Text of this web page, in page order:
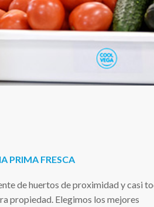
PRIMA FRESCA
de huertos de proximidad y casi
propiedad. Elegimos los mejores